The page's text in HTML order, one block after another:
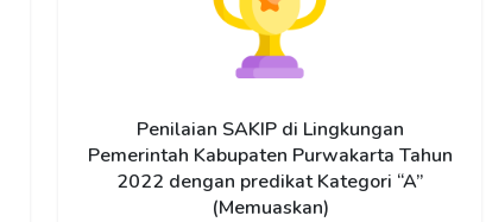
Penilaian SAKIP di Lingkungan
Pemerintah Kabupaten Purwakarta Tahun
2022 dengan predikat Kategori “A”
(Memuaskan)